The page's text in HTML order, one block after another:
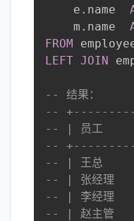
    e
. name
    m
. name
FROM
LEFT JOIN
-- 结果：
--
-- | 员工
--
-- | 王总
-- | 张经理
-- | 李经理
-- | 赵主管